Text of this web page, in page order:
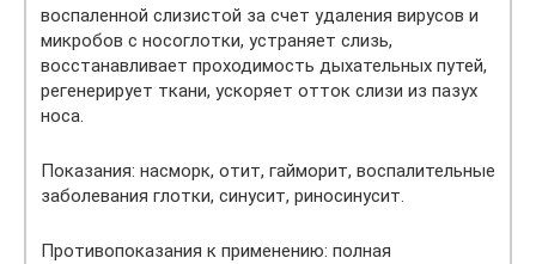
воспаленной слизистой за счет удаления вирусов и
микробов с носоглотки, устраняет слизь,
восстанавливает проходимость дыхательных путей,
регенерирует ткани, ускоряет отток слизи из пазух
носа.
Показания: насморк, отит, гайморит, воспалительные
заболевания глотки, синусит, риносинусит.
Противопоказания к применению: полная